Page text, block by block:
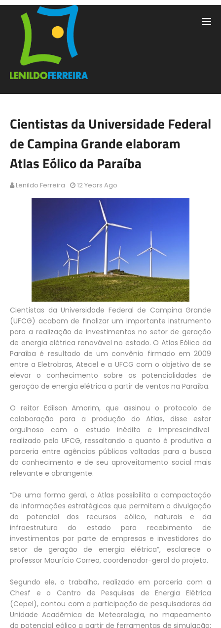
Cientistas da Universidade Federal
de Campina Grande elaboram
Atlas Eólico da Paraíba
Lenildo Ferreira 12 Years Ago
Cientistas da Universidade Federal de Campina Grande
(UFCG) acabam de finalizar um importante instrumento
para a realização de investimentos no setor de geração
de energia elétrica renovável no estado. O Atlas Eólico da
Paraíba é resultado de um convênio firmado em 2009
entre a Eletrobras, Atecel e a UFCG com o objetivo de se
elevar o conhecimento sobre as potencialidades de
geração de energia elétrica a partir de ventos na Paraíba.
O reitor Edilson Amorim, que assinou o protocolo de
colaboração para a produção do Atlas, disse estar
orgulhoso com o estudo inédito e imprescindível
realizado pela UFCG, ressaltando o quanto é produtiva a
parceria entre agências públicas voltadas para a busca
do conhecimento e de seu aproveitamento social mais
relevante e abrangente.
“De uma forma geral, o Atlas possibilita a compactação
de informações estratégicas que permitem a divulgação
do potencial dos recursos eólico, naturais e da
infraestrutura do estado para recebimento de
investimentos por parte de empresas e investidores do
setor de geração de energia elétrica”, esclarece o
professor Maurício Correa, coordenador-geral do projeto.
Segundo ele, o trabalho, realizado em parceria com a
Chesf e o Centro de Pesquisas de Energia Elétrica
(Cepel), contou com a participação de pesquisadores da
Unidade Acadêmica de Meteorologia, no mapeamento
do potencial eólico a partir de ferramentas de simulação;